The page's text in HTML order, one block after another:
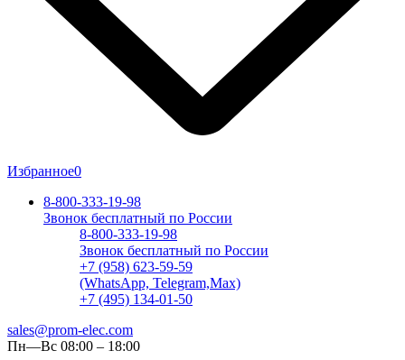
Избранное0
8-800-333-19-98
Звонок бесплатный по России
8-800-333-19-98
Звонок бесплатный по России
+7 (958) 623-59-59
(WhatsApp, Telegram,Max)
+7 (495) 134-01-50
sales@prom-elec.com
Пн—Вс 08:00 – 18:00